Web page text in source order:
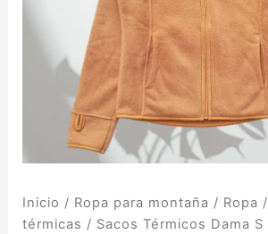
Inicio / Ropa para montaña / Ropa /
térmicas / Sacos Térmicos Dama S